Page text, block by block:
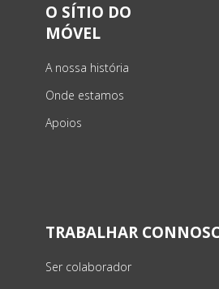
O SÍTIO DO
MÓVEL
A nossa história
Onde estamos
Apoios
TRABALHAR
Ser colaborador